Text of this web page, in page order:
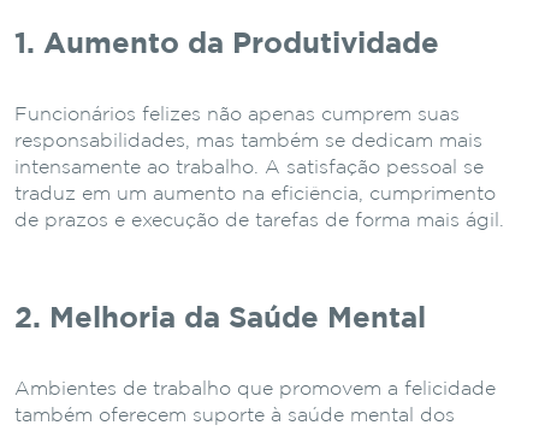
1. Aumento da Produtividade
Funcionários felizes não apenas cumprem suas
responsabilidades, mas também se dedicam mais
intensamente ao trabalho. A satisfação pessoal se
traduz em um aumento na eficiência, cumprimento
de prazos e execução de tarefas de forma mais ágil.
2. Melhoria da Saúde Mental
Ambientes de trabalho que promovem a felicidade
também oferecem suporte à saúde mental dos